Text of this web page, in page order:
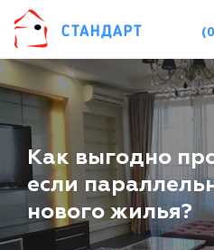
Как выгодно
если
нового жилья?